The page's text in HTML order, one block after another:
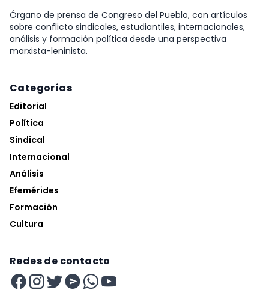
Órgano de prensa de Congreso del Pueblo, con artículos
sobre conflicto sindicales, estudiantiles, internacionales,
análisis y formación política desde una perspectiva
marxista-leninista.
Categorías
Editorial
Política
Sindical
Internacional
Análisis
Efemérides
Formación
Cultura
Redes de contacto